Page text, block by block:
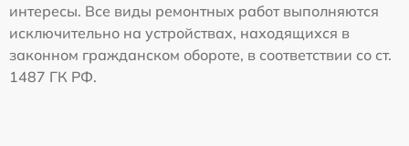
интересы. Все виды ремонтных работ выполняются
исключительно на устройствах, находящихся в
законном гражданском обороте, в соответствии со ст.
1487 ГК РФ.